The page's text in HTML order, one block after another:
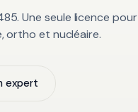
Une seule licence pour
ortho et nucléaire.
expert